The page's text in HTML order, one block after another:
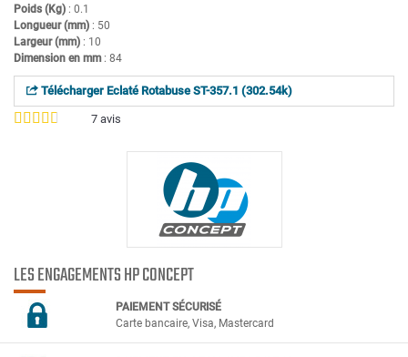
Poids (Kg) : 0.1
Longueur (mm) : 50
Largeur (mm) : 10
Dimension en mm: 84
Télécharger Eclaté Rotabuse ST-357.1 (302.54k)
7 avis
LES ENGAGEMENTS HP CONCEPT
PAIEMENT SÉCURISÉ
Carte bancaire, Visa, Mastercard